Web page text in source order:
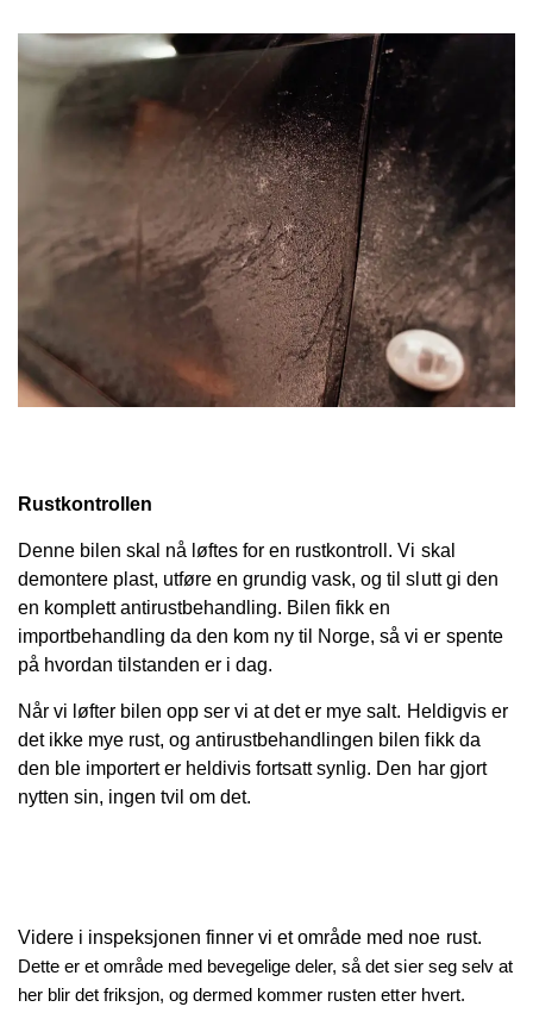
Rustkontrollen
Denne bilen skal nå løftes for en rustkontroll. Vi skal
demontere plast, utføre en grundig vask, og til slutt gi den
en komplett antirustbehandling. Bilen fikk en
importbehandling da den kom ny til Norge, så vi er spente
på hvordan tilstanden er i dag.
Når vi løfter bilen opp ser vi at det er mye salt. Heldigvis er
det ikke mye rust, og antirustbehandlingen bilen fikk da
den ble importert er heldivis fortsatt synlig. Den har gjort
nytten sin, ingen tvil om det.
Videre i inspeksjonen finner vi et område med noe rust.
Dette er et område med bevegelige deler, så det sier seg selv at
her blir det friksjon, og dermed kommer rusten etter hvert.